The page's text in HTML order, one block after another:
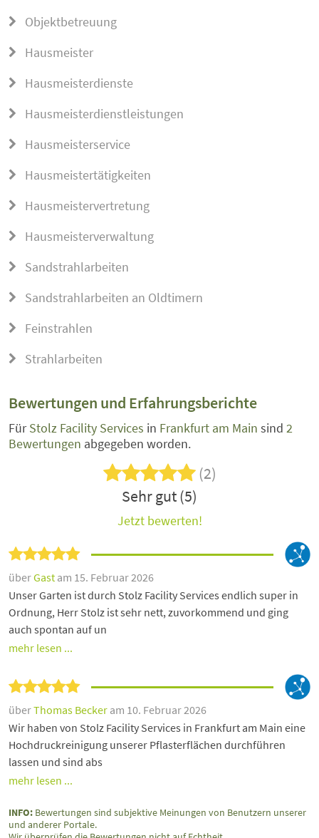
Objektbetreuung
Hausmeister
Hausmeisterdienste
Hausmeisterdienstleistungen
Hausmeisterservice
Hausmeistertätigkeiten
Hausmeistervertretung
Hausmeisterverwaltung
Sandstrahlarbeiten
Sandstrahlarbeiten an Oldtimern
Feinstrahlen
Strahlarbeiten
Bewertungen und Erfahrungsberichte
FürStolz Facility Services in Frankfurt am Main sind 2
Bewertungen abgegeben worden.
(2)
Sehr gut (5)
Jetzt bewerten!
überGast am 15. Februar 2026
Unser Garten ist durch Stolz Facility Services endlich super in
Ordnung, Herr Stolz ist sehr nett, zuvorkommend und ging
auch spontan auf un
mehr lesen ...
überThomas Becker am 10. Februar 2026
Wir haben von Stolz Facility Services in Frankfurt am Main eine
Hochdruckreinigung unserer Pflasterflächen durchführen
lassen und sind abs
mehr lesen ...
INFO: Bewertungen sind subjektive Meinungen von Benutzern unserer
und anderer Portale.